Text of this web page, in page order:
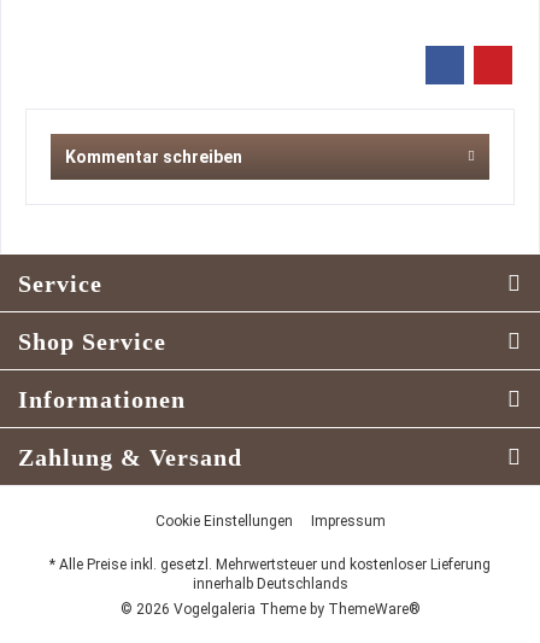
Kommentar schreiben
Service
Shop Service
Informationen
Zahlung & Versand
Cookie Einstellungen Impressum
* Alle Preise inkl. gesetzl. Mehrwertsteuer und kostenloser Lieferung
innerhalb Deutschlands
© 2026 Vogelgaleria Theme by ThemeWare®